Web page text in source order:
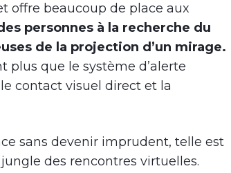
offre beaucoup de place aux
personnes à la recherche du
de la projection d’un mirage.
plus que le système d’alerte
contact visuel direct et la
sans devenir imprudent, telle est
des rencontres virtuelles.